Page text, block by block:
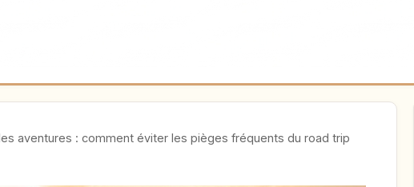
aventures : comment éviter les pièges fréquents du road trip